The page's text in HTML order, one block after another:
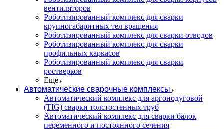
вентиляторов
Роботизированный комплекс для сварки
крупногабаритных тел вращения
Роботизированный комплекс для сварки отводов
Роботизированный комплекс для сварки
профильных каркасов
Роботизированный комплекс для сварки
ростверков
Еще
Автоматические сварочные комплексы
Автоматический комплекс для аргонодуговой
(TIG) сварки толстостенных труб
Автоматический комплекс для сварки балок
переменного и постоянного сечения